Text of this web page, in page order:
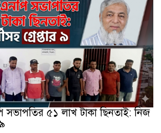
সভাপতির ৫১ লাখ টাকা ছিনতাই: নিজ